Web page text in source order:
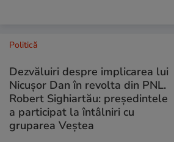
Politică
Dezvăluiri despre implicarea lui
Nicușor Dan în revolta din PNL.
Robert Sighiartău: președintele
a participat la întâlniri cu
gruparea Veștea